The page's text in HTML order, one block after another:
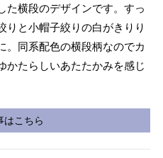
た横段のデザインです。すっ
りと小帽子絞りの白がきりり
。同系配色の横段柄なのでカ
かたらしいあたたかみを感じ
はこちら